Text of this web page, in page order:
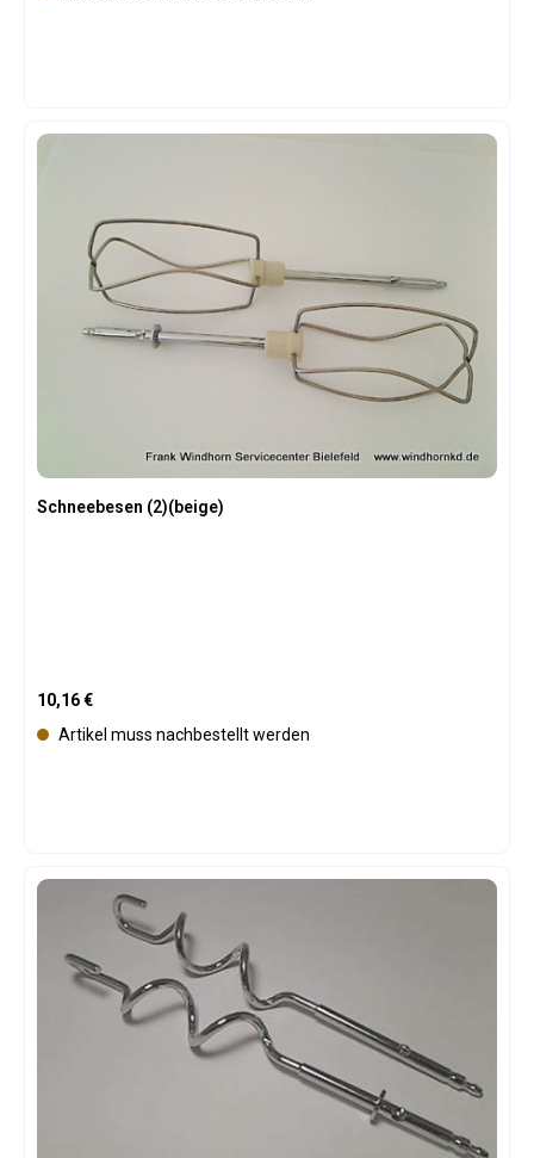
Schneebesen (2)(beige)
Regulärer Preis:
10,16 €
Artikel muss nachbestellt werden